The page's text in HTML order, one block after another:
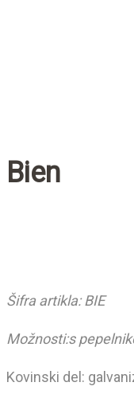
Bien
Šifra artikla: BIE
Možnosti:s
Kovinski del: